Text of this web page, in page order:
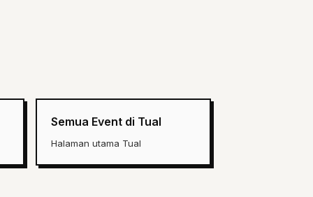
Semua Event di Tual
Halaman utama Tual